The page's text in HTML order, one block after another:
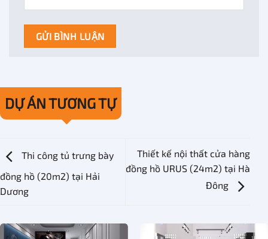
DỰ ÁN TƯƠNG TỰ
Thi công tủ trưng bày
đồng hồ (20m2) tại Hải
Dương
Thiết kế nội thất cửa hàng
đồng hồ URUS (24m2) tại Hà
Đông